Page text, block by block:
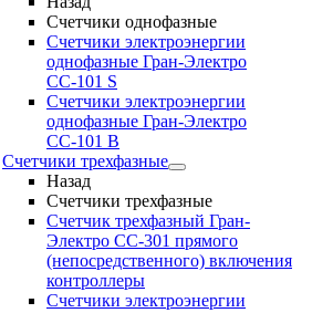
Счетчики однофазные
Счетчики электроэнергии
однофазные Гран-Электро
СС-101 S
Счетчики электроэнергии
однофазные Гран-Электро
СС-101 B
Счетчики трехфазные
Назад
Счетчики трехфазные
Счетчик трехфазный Гран-
Электро CC-301 прямого
(непосредственного) включения
контроллеры
Счетчики электроэнергии